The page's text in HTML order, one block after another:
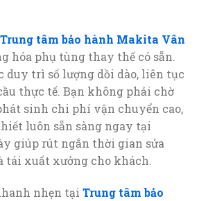
Trung tâm bảo hành Makita Vân
hóa phụ tùng thay thế có sẵn.
duy trì số lượng dồi dào, liên tục
thực tế. Bạn không phải chờ
sinh chi phí vận chuyển cao,
luôn sẵn sàng ngay tại
giúp rút ngắn thời gian sửa
tái xuất xưởng cho khách.
nhẹn tại Trung tâm bảo